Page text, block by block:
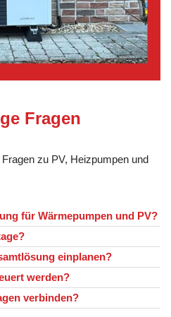
Fragen
zu PV, Heizpumpen und
für Wärmepumpen und PV?
einplanen?
werden?
verbinden?